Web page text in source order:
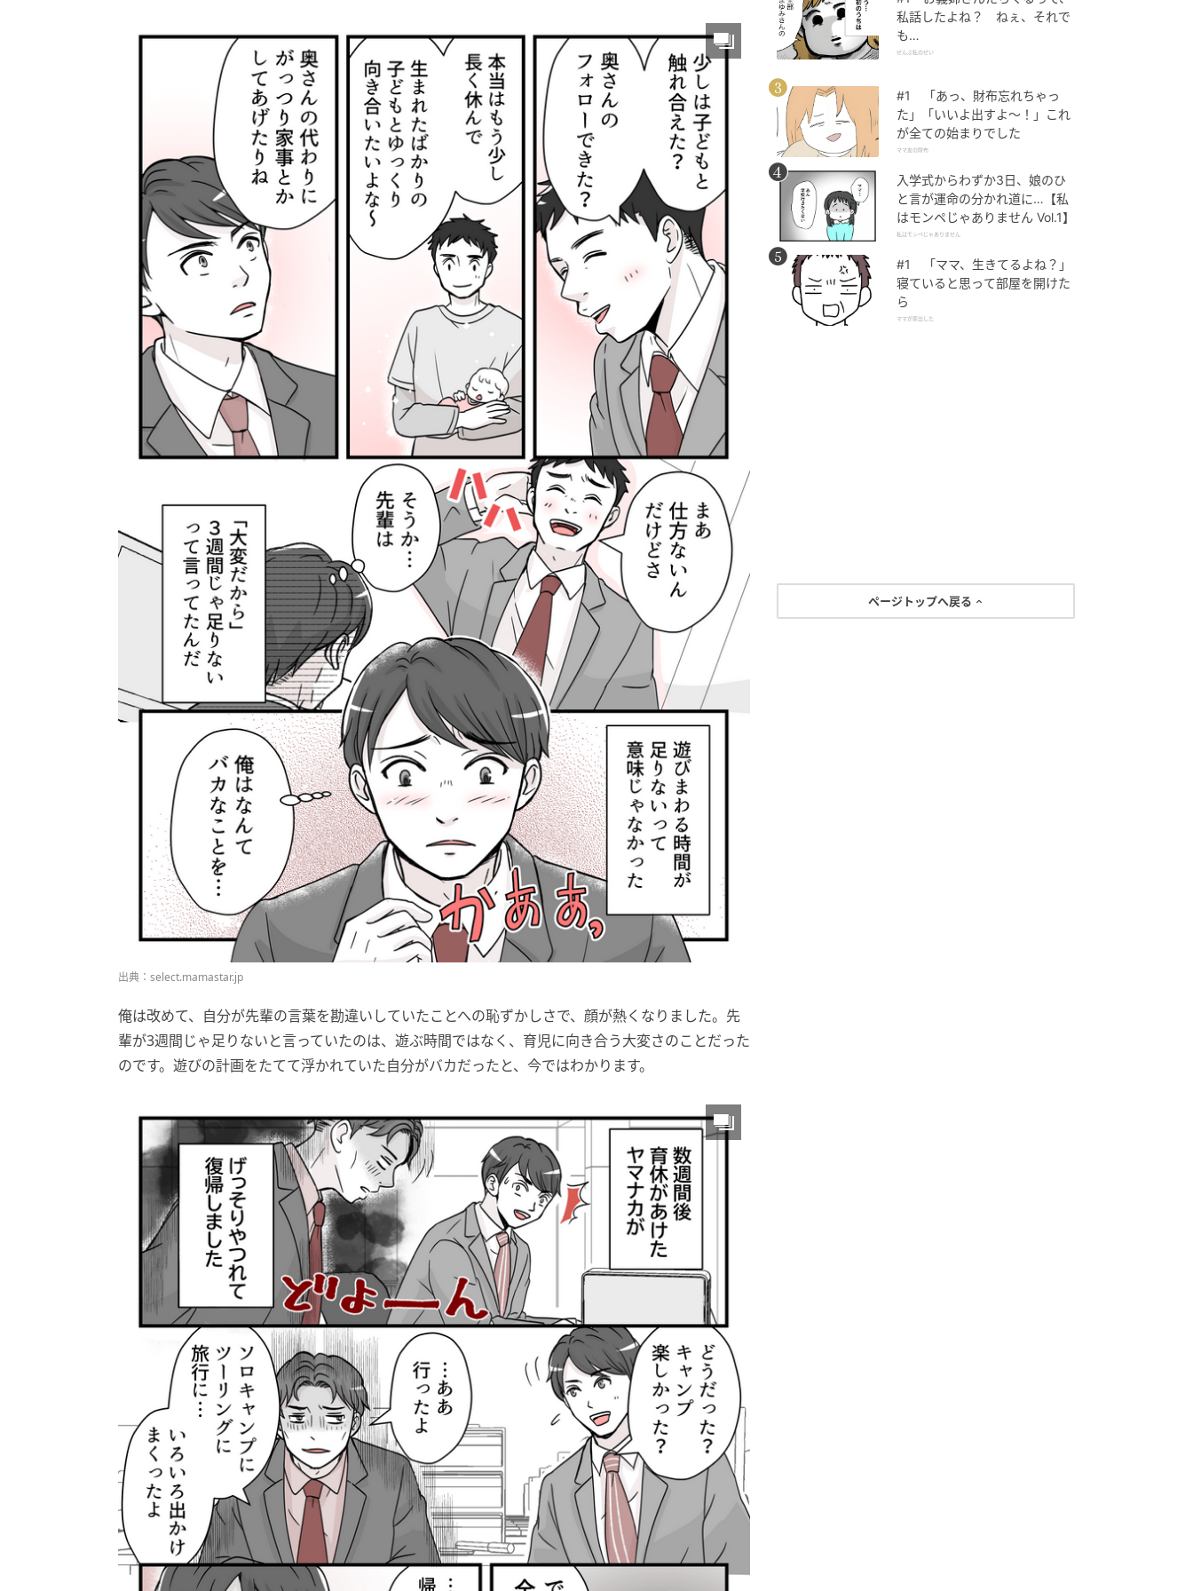
出典：select.mamastar.jp
俺は改めて、自分が先輩の言葉を勘違いしていたことへの恥ずかしさで、顔が熱くなりました。先
輩が3週間じゃ足りないと言っていたのは、遊ぶ時間ではなく、育児に向き合う大変さのことだった
のです。遊びの計画をたてて浮かれていた自分がバカだったと、今ではわかります。
私話したよね？ ねぇ、それで
も…
ぜんぶ私のせい
#1 「あっ、財布忘れちゃっ
た」「いいよ出すよ〜！」これ
が全ての始まりでした
ママ友の財布
入学式からわずか3日、娘のひ
と言が運命の分かれ道に…【私
はモンペじゃありません Vol.1】
私はモンペじゃありません
#1 「ママ、生きてるよね？」
寝ていると思って部屋を開けた
ら
ママが家出した
ページトップへ戻る